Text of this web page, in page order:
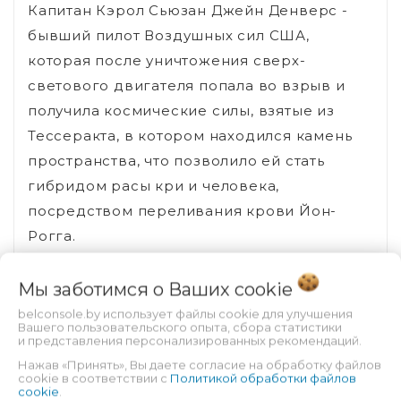
Капитан Кэрол Сьюзан Джейн Денверс -
бывший пилот Воздушных сил США,
которая после уничтожения сверх-
светового двигателя попала во взрыв и
получила космические силы, взятые из
Тессеракта, в котором находился камень
пространства, что позволило ей стать
гибридом расы кри и человека,
посредством переливания крови Йон-
Рогга.
Вы смотрели
Мы заботимся о Ваших cookie
belconsole.by использует файлы cookie для улучшения
Вашего пользовательского опыта, сбора статистики
и представления персонализированных рекомендаций.
Нажав «Принять», Вы даете согласие на обработку файлов
cookie в соответствии с Политикой обработки файлов
cookie.